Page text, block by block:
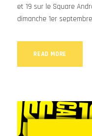
et 19 sur le Square
dimanche 1er
READ MORE